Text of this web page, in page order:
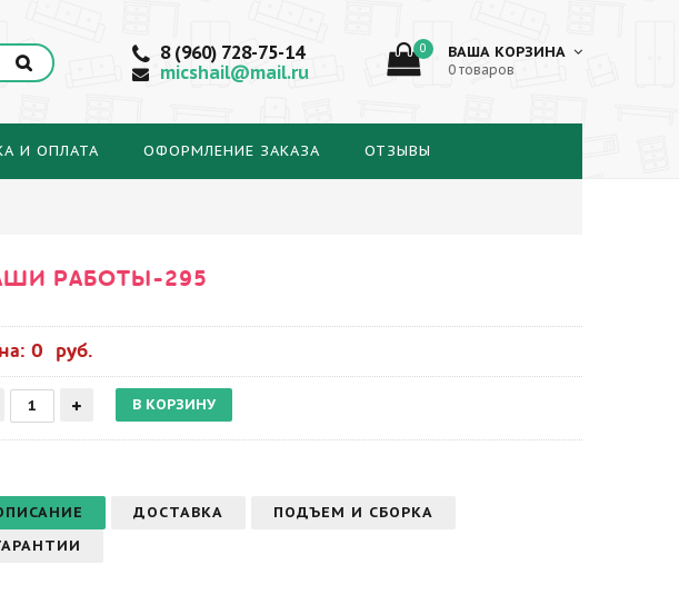
8 (960) 728-75-14
micshail@mail.ru
0 ВАША КОРЗИНА
0 товаров
И ОПЛАТА ОФОРМЛЕНИЕ ЗАКАЗА ОТЗЫВЫ
РАБОТЫ-295
0 руб.
ДОСТАВКА
ПОДЪЕМ И СБОРКА